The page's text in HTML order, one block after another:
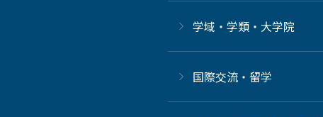
学域・学類・大学院
国際交流・留学